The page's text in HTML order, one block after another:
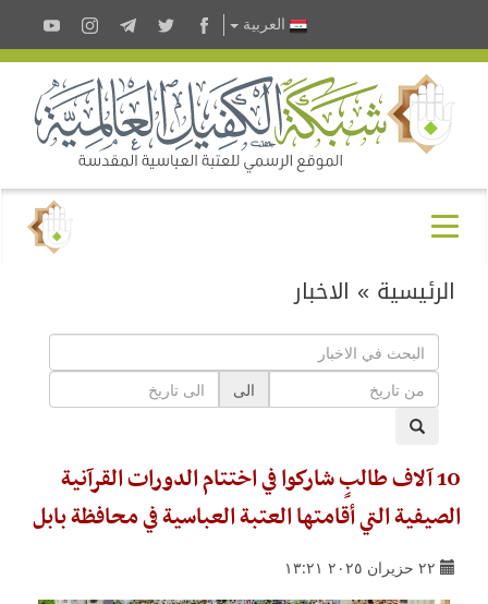
العربية
الرئيسية » الاخبار
الى
10 آلاف طالبٍ شاركوا في اختتام الدورات القرآنية
الصيفية التي أقامتها العتبة العباسية في محافظة بابل
٢٢ حزيران ٢٠٢٥ ١٣:٢١